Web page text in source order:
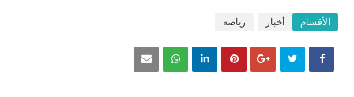
الأقسام أخبار رياضة